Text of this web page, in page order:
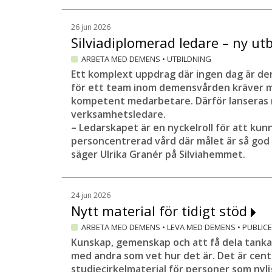
uppfattning av hur resultatet ser ut totalt
Entydig positiv trend
Skillnaderna mellan boendena är små.
medarbetare som uppger att det är roligt
hur förklarar man det? Yvonne Eriksson
– Man kan se att betydligt fler uppger att
samverkan med anhöriga förbättrats.
sitt arbete. Det är säkert viktiga faktorer
Yvonne Eriksson hoppas att politiker och
uppföljningen. Själv tycker hon att det är
Ny utmaning
– Tanken är att vi ska fortsätta följa upp
händer när samtliga blivit Stjärnmärkta
ny utmaning för chefer och medarbetare,
26 jun 2026
Silviadiplomerad ledare – ny
ARBETA MED DEMENS • UTBILDNING
Ett komplext uppdrag där ingen dag är
för ett team inom demensvården kräver
kompetent medarbetare. Därför
verksamhetsledare.
– Ledarskapet är en nyckelroll för att
personcentrerad vård där målet är så
säger Ulrika Granér på Silviahemmet.
24 jun 2026
Nytt material för tidigt stöd
ARBETA MED DEMENS • LEVA MED DEMENS •
Kunskap, gemenskap och att få dela
med andra som vet hur det är. Det är
studiecirkelmaterial för personer som